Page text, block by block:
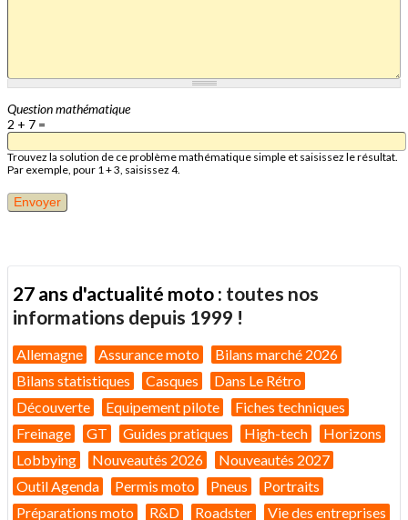
Question mathématique
2 + 7 =
Trouvez la solution de ce problème mathématique simple et saisissez le résultat.
Par exemple, pour 1 + 3, saisissez 4.
27 ans d'actualité moto : toutes nos
informations depuis 1999 !
Allemagne Assurance moto
Bilans marché 2026
Bilans statistiques
Casques
Dans Le Rétro
Découverte
Equipement pilote
Fiches techniques
Freinage
GT Guides pratiques High-tech
Horizons
Lobbying
Nouveautés 2026
Nouveautés 2027
Outil Agenda
Permis moto Pneus
Portraits
Préparations moto
R&D Roadster Vie des entreprises